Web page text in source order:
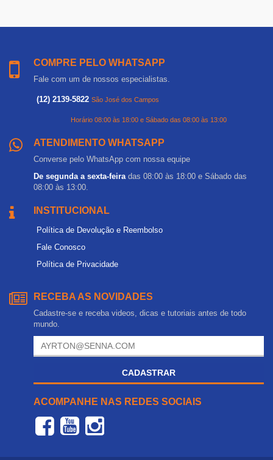
COMPRE PELO WHATSAPP
Fale com um de nossos especialistas.
(12) 2139-5822 São José dos Campos
Horário 08:00 às 18:00 e Sábado das 08:00 às 13:00
ATENDIMENTO WHATSAPP
Converse pelo WhatsApp com nossa equipe
De segunda a sexta-feiradas 08:00 às 18:00 e Sábado das
08:00 às 13:00.
INSTITUCIONAL
Política de Devolução e Reembolso
Fale Conosco
Política de Privacidade
RECEBA AS NOVIDADES
Cadastre-se e receba videos, dicas e tutoriais antes de todo
mundo.
CADASTRAR
ACOMPANHE NAS REDES SOCIAIS